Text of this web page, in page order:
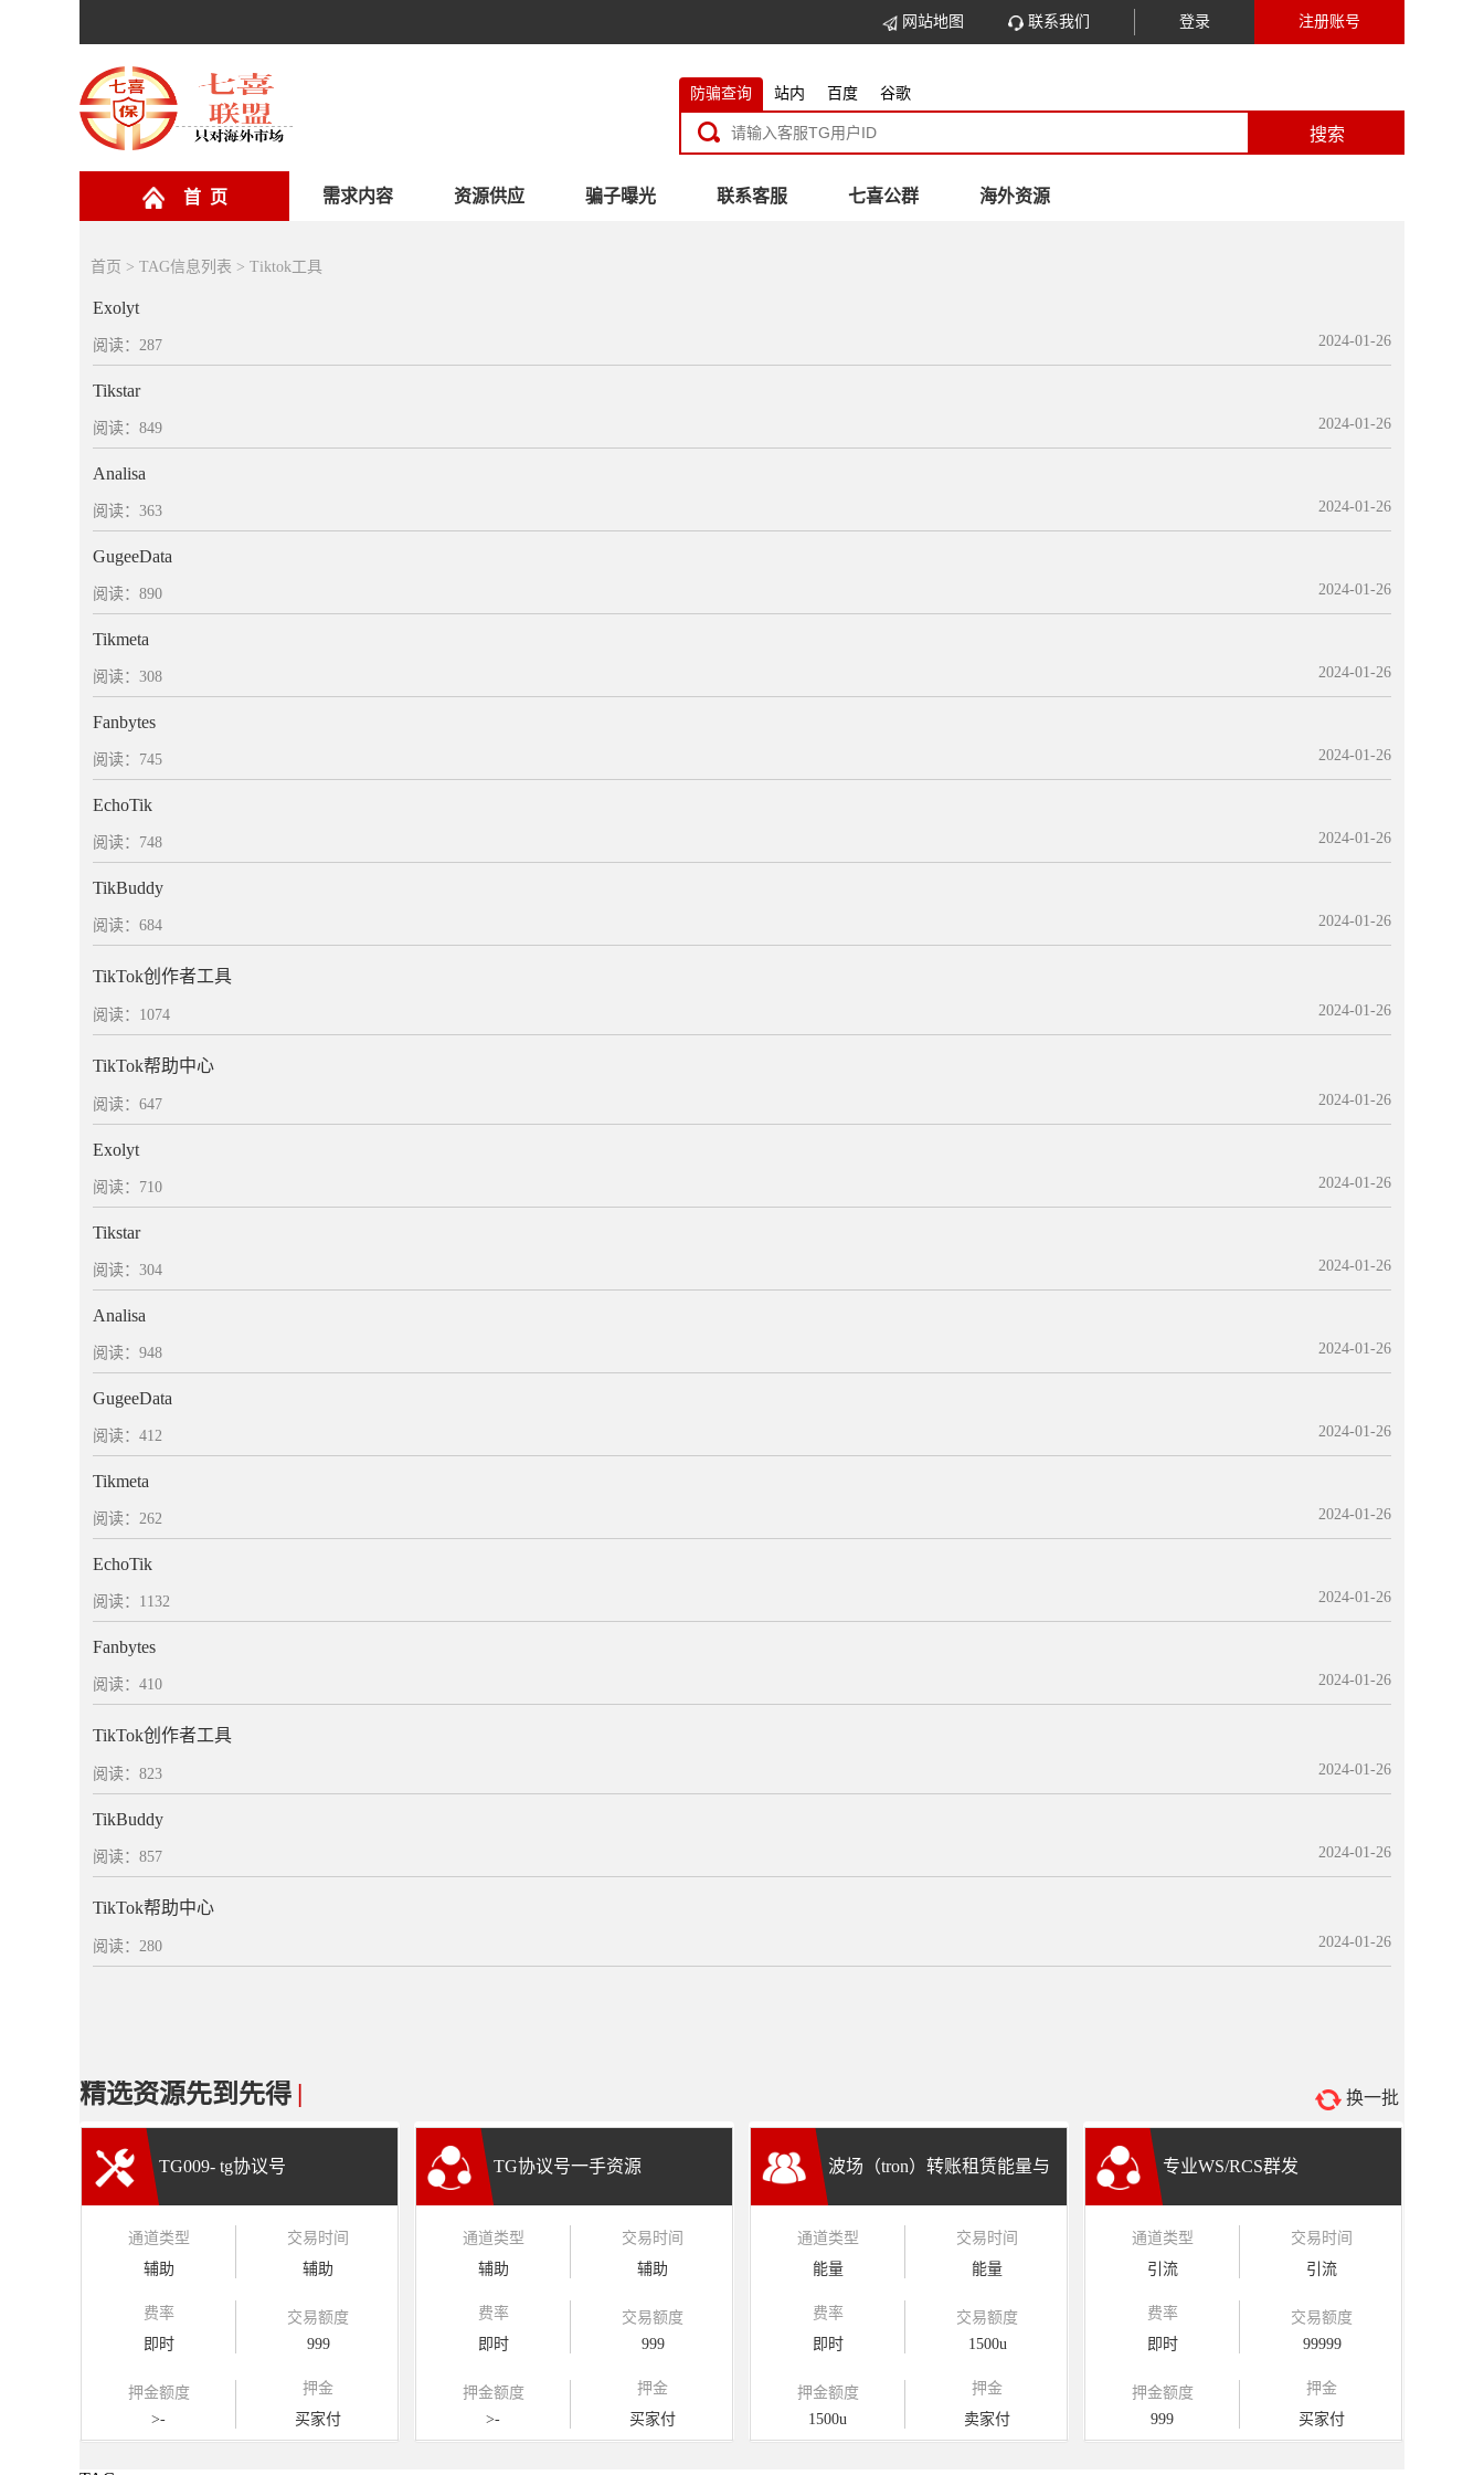
注册账号
登录
联系我们
网站地图
防骗查询 站内 百度 谷歌
搜索
首 页 需求内容 资源供应 骗子曝光 联系客服 七喜公群 海外资源
首页 > TAG信息列表 > Tiktok工具
Exolyt
阅读：287 2024-01-26
Tikstar
阅读：849 2024-01-26
Analisa
阅读：363 2024-01-26
GugeeData
阅读：890 2024-01-26
Tikmeta
阅读：308 2024-01-26
Fanbytes
阅读：745 2024-01-26
EchoTik
阅读：748 2024-01-26
TikBuddy
阅读：684 2024-01-26
TikTok创作者工具
阅读：1074 2024-01-26
TikTok帮助中心
阅读：647 2024-01-26
Exolyt
阅读：710 2024-01-26
Tikstar
阅读：304 2024-01-26
Analisa
阅读：948 2024-01-26
GugeeData
阅读：412 2024-01-26
Tikmeta
阅读：262 2024-01-26
EchoTik
阅读：1132 2024-01-26
Fanbytes
阅读：410 2024-01-26
TikTok创作者工具
阅读：823 2024-01-26
TikBuddy
阅读：857 2024-01-26
TikTok帮助中心
阅读：280 2024-01-26
精选资源先到先得 | 换一批
TG009- tg协议号
通道类型
辅助
交易时间
辅助
费率
即时
交易额度
999
押金额度
>-
押金
买家付
TG协议号一手资源
通道类型
辅助
交易时间
辅助
费率
即时
交易额度
999
押金额度
>-
押金
买家付
波场（tron）转账租赁能量与
通道类型
能量
交易时间
能量
费率
即时
交易额度
1500u
押金额度
1500u
押金
卖家付
专业WS/RCS群发
通道类型
引流
交易时间
引流
费率
即时
交易额度
99999
押金额度
999
押金
买家付